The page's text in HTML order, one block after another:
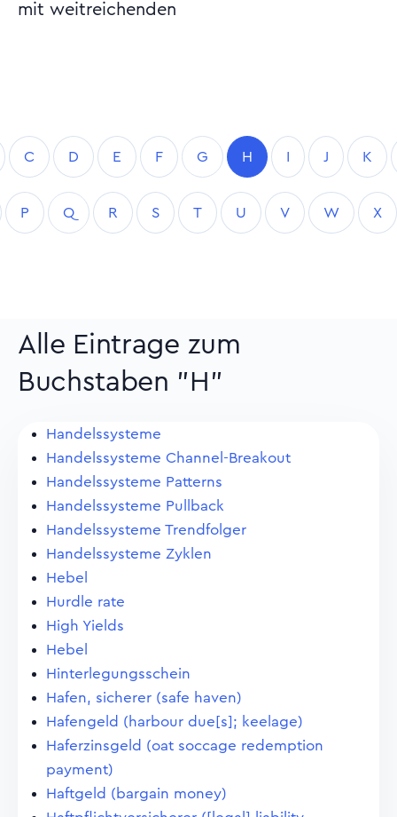
mit weitreichenden
C D E F G H I J K
P Q R S T U V W X
Alle Eintrage zum
Buchstaben "H"
Handelssysteme
Handelssysteme Channel-Breakout
Handelssysteme Patterns
Handelssysteme Pullback
Handelssysteme Trendfolger
Handelssysteme Zyklen
Hebel
Hurdle rate
High Yields
Hebel
Hinterlegungsschein
Hafen, sicherer (safe haven)
Hafengeld (harbour due[s]; keelage)
Haferzinsgeld (oat soccage redemption
payment)
Haftgeld (bargain money)